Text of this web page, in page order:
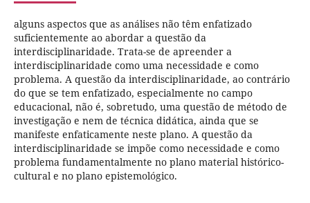
alguns aspectos que as análises não têm enfatizado
suficientemente ao abordar a questão da
interdisciplinaridade. Trata-se de apreender a
interdisciplinaridade como uma necessidade e como
problema. A questão da interdisciplinaridade, ao contrário
do que se tem enfatizado, especialmente no campo
educacional, não é, sobretudo, uma questão de método de
investigação e nem de técnica didática, ainda que se
manifeste enfaticamente neste plano. A questão da
interdisciplinaridade se impõe como necessidade e como
problema fundamentalmente no plano material histórico-
cultural e no plano epistemológico.